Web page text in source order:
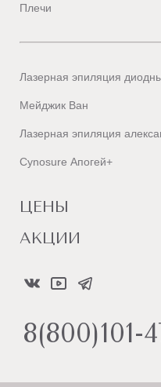
Плечи
Лазерная эпиляция
Мейджик Ван
Лазерная эпиляция
Cynosure Апогей+
ЦЕНЫ
АКЦИИ
8(800)101-